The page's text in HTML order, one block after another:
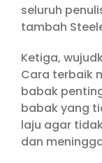
seluruh
tambah
Ketiga,
Cara terbaik
babak
babak yang
laju agar
dan